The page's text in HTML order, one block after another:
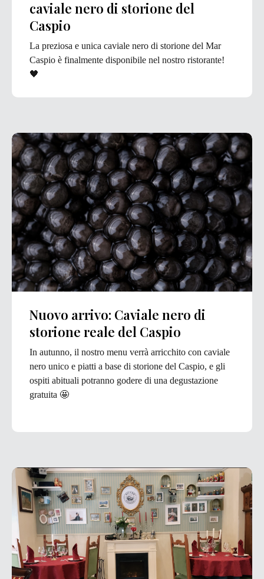
caviale nero di storione del
Caspio
La preziosa e unica caviale nero di storione del Mar
Caspio è finalmente disponibile nel nostro ristorante!
🖤
Nuovo arrivo: Сaviale nero di
storione reale del Caspio
In autunno, il nostro menu verrà arricchito con caviale
nero unico e piatti a base di storione del Caspio, e gli
ospiti abituali potranno godere di una degustazione
gratuita 🤩